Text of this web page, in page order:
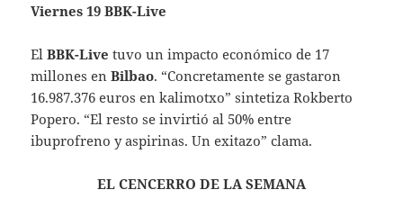
Viernes 19 BBK-Live
ElBBK-Live tuvo un impacto económico de 17
millones en Bilbao. “Concretamente se gastaron
16.987.376 euros en kalimotxo” sintetiza Rokberto
Popero. “El resto se invirtió al 50% entre
ibuprofreno y aspirinas. Un exitazo” clama.
EL CENCERRO DE LA SEMANA